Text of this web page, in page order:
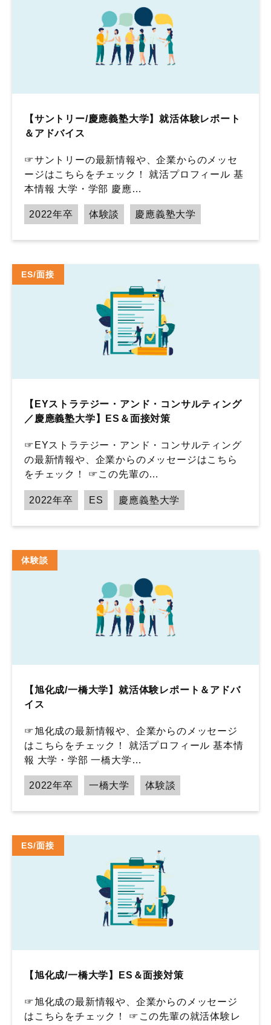
【サントリー/慶應義塾大学】就活体験レポート
＆アドバイス
☞サントリーの最新情報や、企業からのメッセ
ージはこちらをチェック！ 就活プロフィール 基
本情報 大学・学部 慶應…
2022年卒 体験談 慶應義塾大学
ES/面接
【EYストラテジー・アンド・コンサルティング
／慶應義塾大学】ES＆面接対策
☞EYストラテジー・アンド・コンサルティング
の最新情報や、企業からのメッセージはこちら
をチェック！ ☞この先輩の…
2022年卒 ES 慶應義塾大学
体験談
【旭化成/一橋大学】就活体験レポート＆アドバ
イス
☞旭化成の最新情報や、企業からのメッセージ
はこちらをチェック！ 就活プロフィール 基本情
報 大学・学部 一橋大学…
2022年卒 一橋大学 体験談
ES/面接
【旭化成/一橋大学】ES＆面接対策
☞旭化成の最新情報や、企業からのメッセージ
はこちらをチェック！ ☞この先輩の就活体験レ